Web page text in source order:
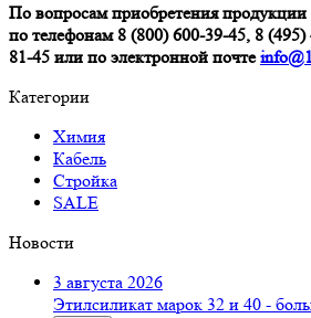
По вопросам приобретения
по телефонам 8 (800) 600-39-45, 8
81-45 или по электронной почте
Категории
Химия
Кабель
Стройка
SALE
Новости
3 августа 2026
Этилсиликат марок 32 и 40 -